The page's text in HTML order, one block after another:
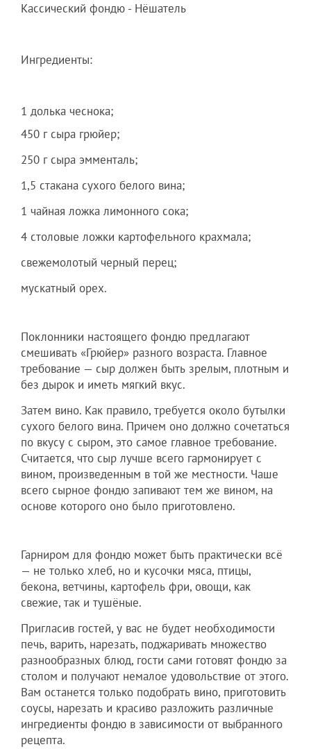
Кассический фондю - Нёшатель
Ингредиенты:
1 долька чеснока;
450 г сыра грюйер;
250 г сыра эмменталь;
1,5 стакана сухого белого вина;
1 чайная ложка лимонного сока;
4 столовые ложки картофельного крахмала;
свежемолотый черный перец;
мускатный орех.
Поклонники настоящего фондю предлагают
смешивать «Грюйер» разного возраста. Главное
требование — сыр должен быть зрелым, плотным и
без дырок и иметь мягкий вкус.
Затем вино. Как правило, требуется около бутылки
сухого белого вина. Причем оно должно сочетаться
по вкусу с сыром, это самое главное требование.
Считается, что сыр лучше всего гармонирует с
вином, произведенным в той же местности. Чаше
всего сырное фондю запивают тем же вином, на
основе которого оно было приготовлено.
Гарниром для фондю может быть практически всё
— не только хлеб, но и кусочки мяса, птицы,
бекона, ветчины, картофель фри, овощи, как
свежие, так и тушёные.
Пригласив гостей, у вас не будет необходимости
печь, варить, нарезать, поджаривать множество
разнообразных блюд, гости сами готовят фондю за
столом и получают немалое удовольствие от этого.
Вам останется только подобрать вино, приготовить
соусы, нарезать и красиво разложить различные
ингредиенты фондю в зависимости от выбранного
рецепта.